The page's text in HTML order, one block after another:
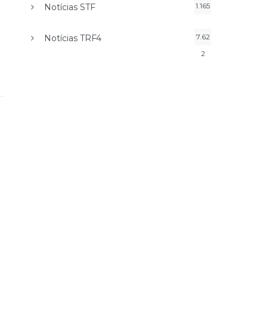
Notícias STF 1.165
Notícias TRF4
7.62
2